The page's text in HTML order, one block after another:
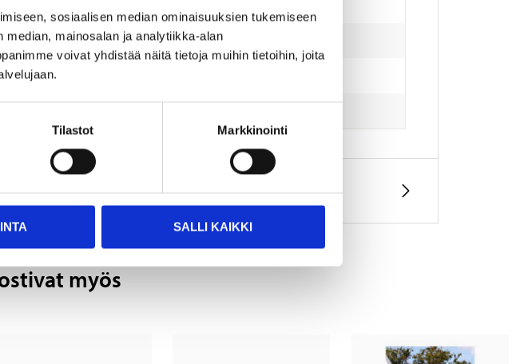
sosiaalisen median ominaisuuksien tukemiseen
mainosalan ja analytiikka-alan
voivat yhdistää näitä tietoja muihin tietoihin, joita
Tilastot Markkinointi
SALLI KAIKKI
21 x 10,5 x 2,5 cm (suorakaide)
0,15 kg (suorakaide)
myös